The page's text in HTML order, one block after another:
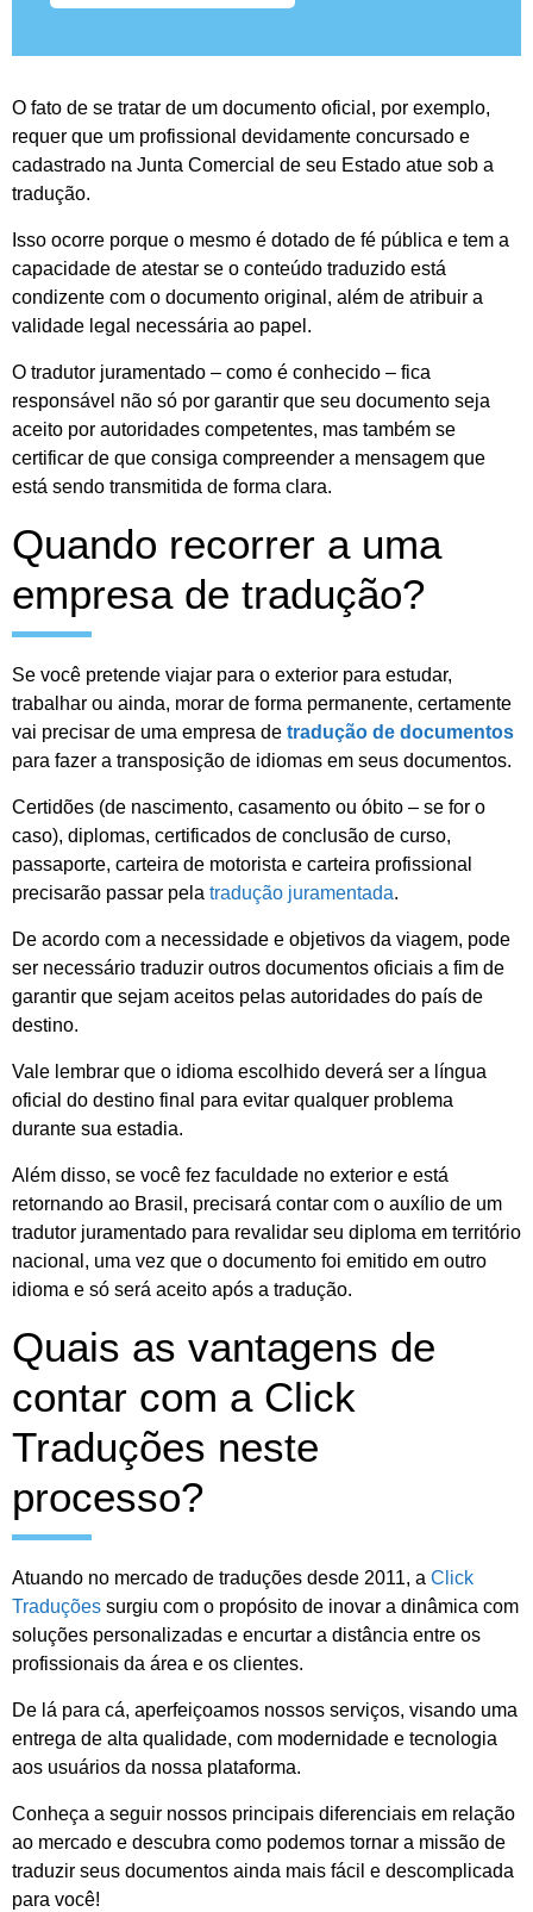
O fato de se tratar de um documento oficial, por exemplo,
requer que um profissional devidamente concursado e
cadastrado na Junta Comercial de seu Estado atue sob a
tradução.
Isso ocorre porque o mesmo é dotado de fé pública e tem a
capacidade de atestar se o conteúdo traduzido está
condizente com o documento original, além de atribuir a
validade legal necessária ao papel.
O tradutor juramentado – como é conhecido – fica
responsável não só por garantir que seu documento seja
aceito por autoridades competentes, mas também se
certificar de que consiga compreender a mensagem que
está sendo transmitida de forma clara.
Quando recorrer a uma
empresa de tradução?
Se você pretende viajar para o exterior para estudar,
trabalhar ou ainda, morar de forma permanente, certamente
vai precisar de uma empresa de tradução de documentos
para fazer a transposição de idiomas em seus documentos.
Certidões (de nascimento, casamento ou óbito – se for o
caso), diplomas, certificados de conclusão de curso,
passaporte, carteira de motorista e carteira profissional
precisarão passar pela tradução juramentada.
De acordo com a necessidade e objetivos da viagem, pode
ser necessário traduzir outros documentos oficiais a fim de
garantir que sejam aceitos pelas autoridades do país de
destino.
Vale lembrar que o idioma escolhido deverá ser a língua
oficial do destino final para evitar qualquer problema
durante sua estadia.
Além disso, se você fez faculdade no exterior e está
retornando ao Brasil, precisará contar com o auxílio de um
tradutor juramentado para revalidar seu diploma em território
nacional, uma vez que o documento foi emitido em outro
idioma e só será aceito após a tradução.
Quais as vantagens de
contar com a Click
Traduções neste
processo?
Atuando no mercado de traduções desde 2011, a Click
Traduções surgiu com o propósito de inovar a dinâmica com
soluções personalizadas e encurtar a distância entre os
profissionais da área e os clientes.
De lá para cá, aperfeiçoamos nossos serviços, visando uma
entrega de alta qualidade, com modernidade e tecnologia
aos usuários da nossa plataforma.
Conheça a seguir nossos principais diferenciais em relação
ao mercado e descubra como podemos tornar a missão de
traduzir seus documentos ainda mais fácil e descomplicada
para você!